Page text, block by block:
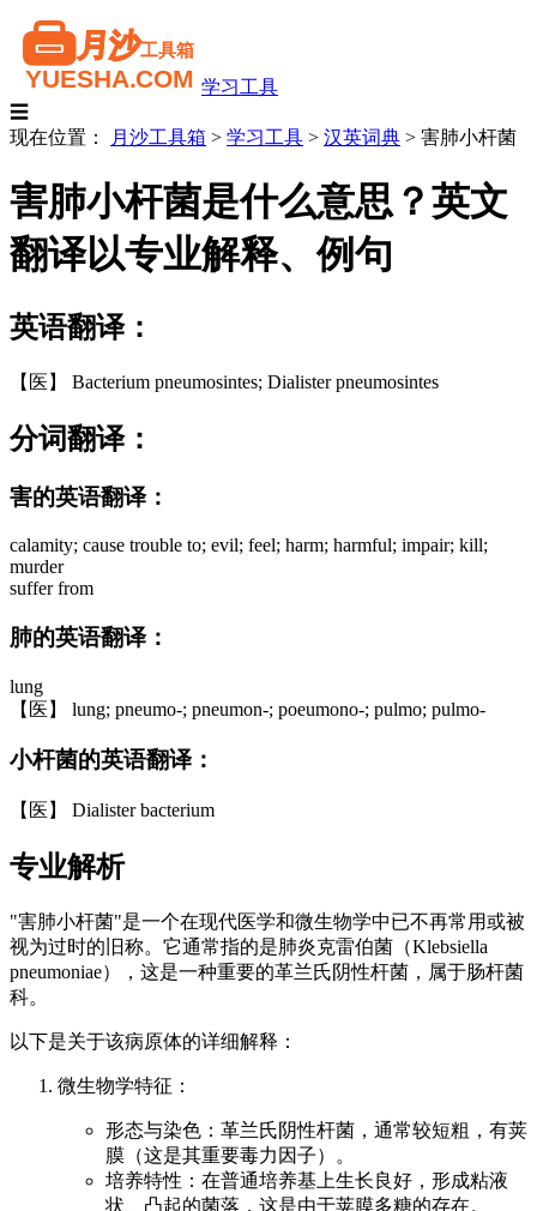
学习工具
☰
现在位置：
月沙工具箱 > 学习工具 > 汉英词典 > 害肺小杆菌
害肺小杆菌是什么意思？英文
翻译以专业解释、例句
英语翻译：
【医】 Bacterium pneumosintes; Dialister pneumosintes
分词翻译：
害的英语翻译：
calamity; cause trouble to; evil; feel; harm; harmful; impair; kill;
murder
suffer from
肺的英语翻译：
lung
【医】 lung; pneumo-; pneumon-; poeumono-; pulmo; pulmo-
小杆菌的英语翻译：
【医】 Dialister bacterium
专业解析
"害肺小杆菌"是一个在现代医学和微生物学中已不再常用或被
视为过时的旧称。它通常指的是肺炎克雷伯菌（Klebsiella
pneumoniae），这是一种重要的革兰氏阴性杆菌，属于肠杆菌
科。
以下是关于该病原体的详细解释：
微生物学特征：
形态与染色：革兰氏阴性杆菌，通常较短粗，有荚
膜（这是其重要毒力因子）。
培养特性：在普通培养基上生长良好，形成粘液
状、凸起的菌落，这是由于荚膜多糖的存在。